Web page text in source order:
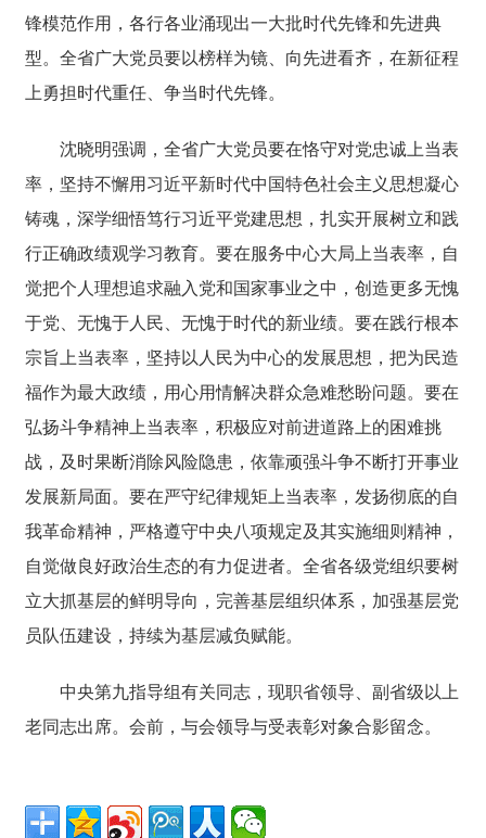
锋模范作用，各行各业涌现出一大批时代先锋和先进典
型。全省广大党员要以榜样为镜、向先进看齐，在新征程
上勇担时代重任、争当时代先锋。
沈晓明强调，全省广大党员要在恪守对党忠诚上当表
率，坚持不懈用习近平新时代中国特色社会主义思想凝心
铸魂，深学细悟笃行习近平党建思想，扎实开展树立和践
行正确政绩观学习教育。要在服务中心大局上当表率，自
觉把个人理想追求融入党和国家事业之中，创造更多无愧
于党、无愧于人民、无愧于时代的新业绩。要在践行根本
宗旨上当表率，坚持以人民为中心的发展思想，把为民造
福作为最大政绩，用心用情解决群众急难愁盼问题。要在
弘扬斗争精神上当表率，积极应对前进道路上的困难挑
战，及时果断消除风险隐患，依靠顽强斗争不断打开事业
发展新局面。要在严守纪律规矩上当表率，发扬彻底的自
我革命精神，严格遵守中央八项规定及其实施细则精神，
自觉做良好政治生态的有力促进者。全省各级党组织要树
立大抓基层的鲜明导向，完善基层组织体系，加强基层党
员队伍建设，持续为基层减负赋能。
中央第九指导组有关同志，现职省领导、副省级以上
老同志出席。会前，与会领导与受表彰对象合影留念。